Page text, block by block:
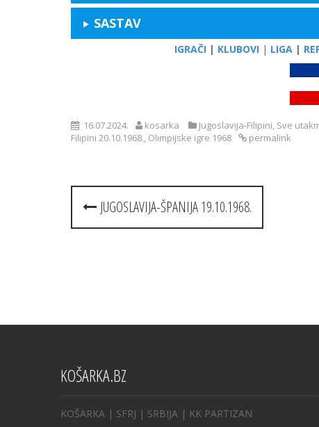
SASTAV
IGRAČI | KLUBOVI | LIGA |
16.07.2024. kosarka Jugoslavija-Filipini, Sve
Filipini 20.10.1968., Olimpijske igre 1968 permalink
Post
navigation
JUGOSLAVIJA-ŠPANIJA 19.10.1968.
KOŠARKA.BZ
KOŠARKA | SFRJ | SRBIJA | KK PARTIZAN